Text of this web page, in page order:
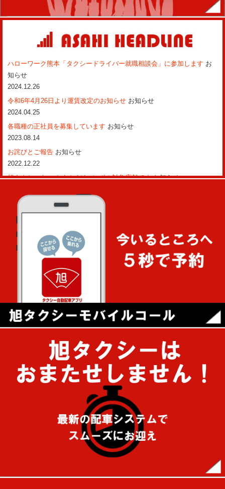
ハローワーク熊本「タクシードライバー就職相談会」に参加します お
知らせ
2024.12.26
令和6年4月26日より運賃改定のお知らせ お知らせ
2024.04.25
各職種の正社員を募集しています お知らせ
2023.08.14
お詫びとご報告 お知らせ
2022.12.22
旭タクシーも、ペイペイジャンボの対象店舗ですお知らせ